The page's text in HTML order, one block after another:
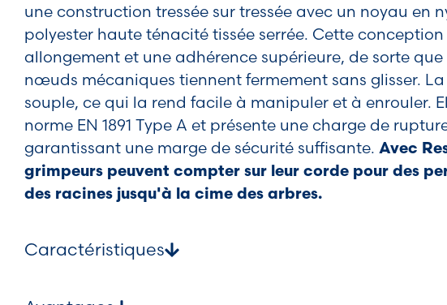
une construction tressée sur tressée avec un noyau en
polyester haute ténacité tissée serrée. Cette
allongement et une adhérence supérieure, de sorte
nœuds mécaniques tiennent fermement sans glisser.
souple, ce qui la rend facile à manipuler et à enrouler.
norme EN 1891 Type A et présente une charge de
garantissant une marge de sécurité suffisante. Avec
grimpeurs peuvent compter sur leur corde pour des
des racines jusqu'à la cime des arbres.
Caractéristiques